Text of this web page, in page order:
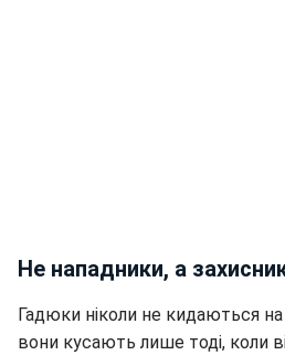
Не нападники, а
Гадюки ніколи не кидаються
вони кусають лише тоді, коли